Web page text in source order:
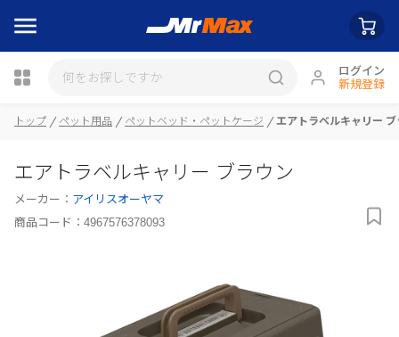
ログイン
新規登録
瓶詰
トップ ペット用品 ペットベッド・ペットケージ エアトラベルキャリー ブ
エアトラベルキャリー ブラウン
メーカー： アイリスオーヤマ
商品コード： 4967576378093